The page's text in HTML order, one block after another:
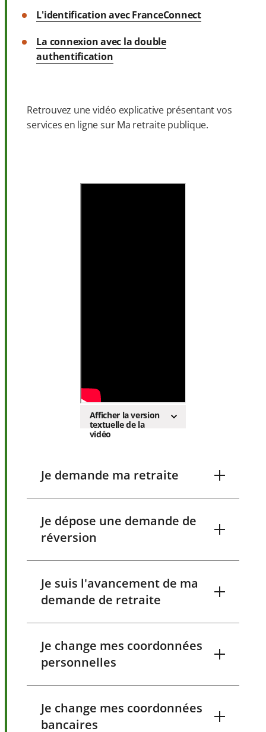
L'identification avec FranceConnect
La connexion avec la double
authentification
Retrouvez une vidéo explicative présentant vos
services en ligne sur Ma retraite publique.
Afficher la version
textuelle de la
vidéo
Je demande ma retraite
Je dépose une demande de
réversion
Je suis l'avancement de ma
demande de retraite
Je change mes coordonnées
personnelles
Je change mes coordonnées
bancaires